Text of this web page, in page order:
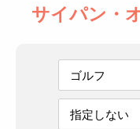
サイパン・